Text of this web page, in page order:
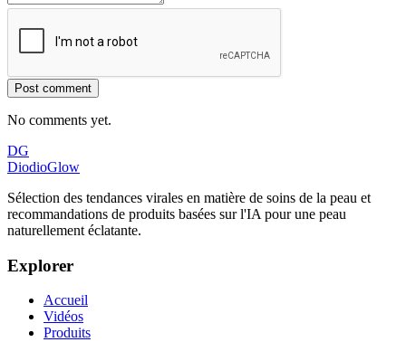
Post comment
No comments yet.
DG
DiodioGlow
Sélection des tendances virales en matière de soins de la peau et
recommandations de produits basées sur l'IA pour une peau
naturellement éclatante.
Explorer
Accueil
Vidéos
Produits